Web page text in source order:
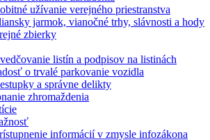
užívanie verejného priestranstva
jarmok, vianočné trhy, slávnosti a hody
zbierky
listín a podpisov na listinách
o trvalé parkovanie vozidla
a správne delikty
zhromaždenia
informácií v zmysle infozákona